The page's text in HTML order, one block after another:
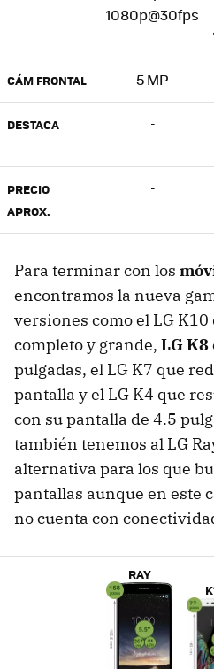
1080p@30fps
CÁM FRONTAL 5 MP
DESTACA -
PRECIO
APROX.
-
Para terminar con los
encontramos la nueva
versiones como el LG
completo y grande, LG K8
pulgadas, el LG K7 que
pantalla y el LG K4 que
con su pantalla de 4.5
también tenemos al LG
alternativa para los que
pantallas aunque en este
no cuenta con
RAY